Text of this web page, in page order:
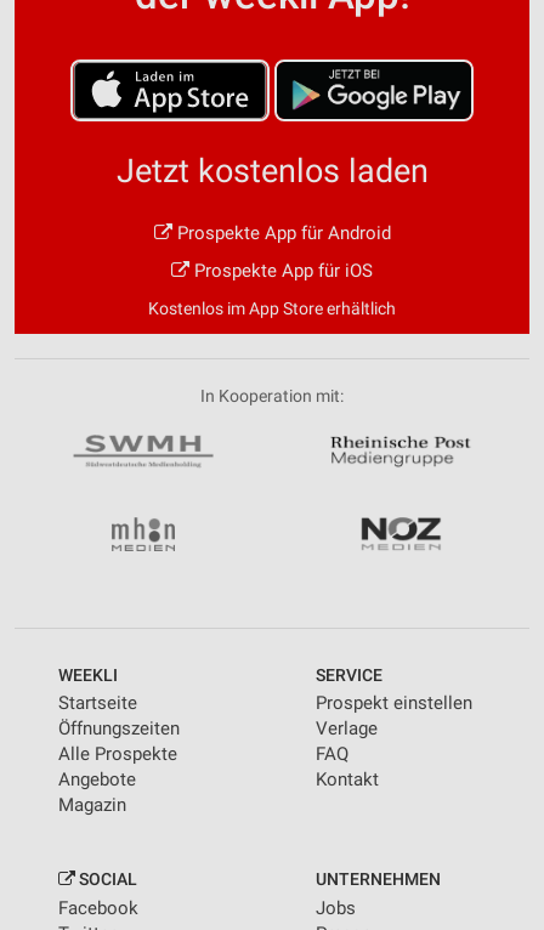
Jetzt kostenlos laden
Prospekte App für Android
Prospekte App für iOS
Kostenlos im App Store erhältlich
In Kooperation mit:
WEEKLI
Startseite
Öffnungszeiten
Alle Prospekte
Angebote
Magazin
SERVICE
Prospekt einstellen
Verlage
FAQ
Kontakt
SOCIAL
Facebook
UNTERNEHMEN
Jobs